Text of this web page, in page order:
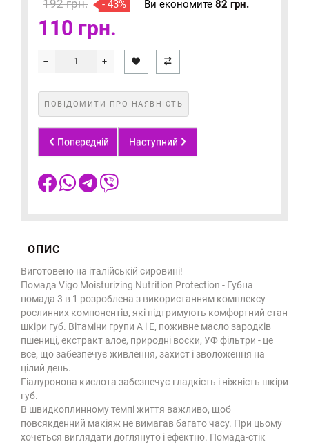
192 грн. - 43% Ви економите 82 грн.
110 грн.
ПОВІДОМИТИ ПРО НАЯВНІСТЬ
Попередній Наступний
ОПИС
Виготовено на італійській сировині!
Помада Vigo Moisturizing Nutrition Protection - Губна
помада 3 в 1 розроблена з використанням комплексу
рослинних компонентів, які підтримують комфортний стан
шкіри губ. Вітаміни групи А і Е, поживне масло зародків
пшениці, екстракт алое, природні воски, УФ фільтри - це
все, що забезпечує живлення, захист і зволоження на
цілий день.
Гіалуронова кислота забезпечує гладкість і ніжність шкіри
губ.
В швидкоплинному темпі життя важливо, щоб
повсякденний макіяж не вимагав багато часу. При цьому
хочеться виглядати доглянуто і ефектно. Помада-стік